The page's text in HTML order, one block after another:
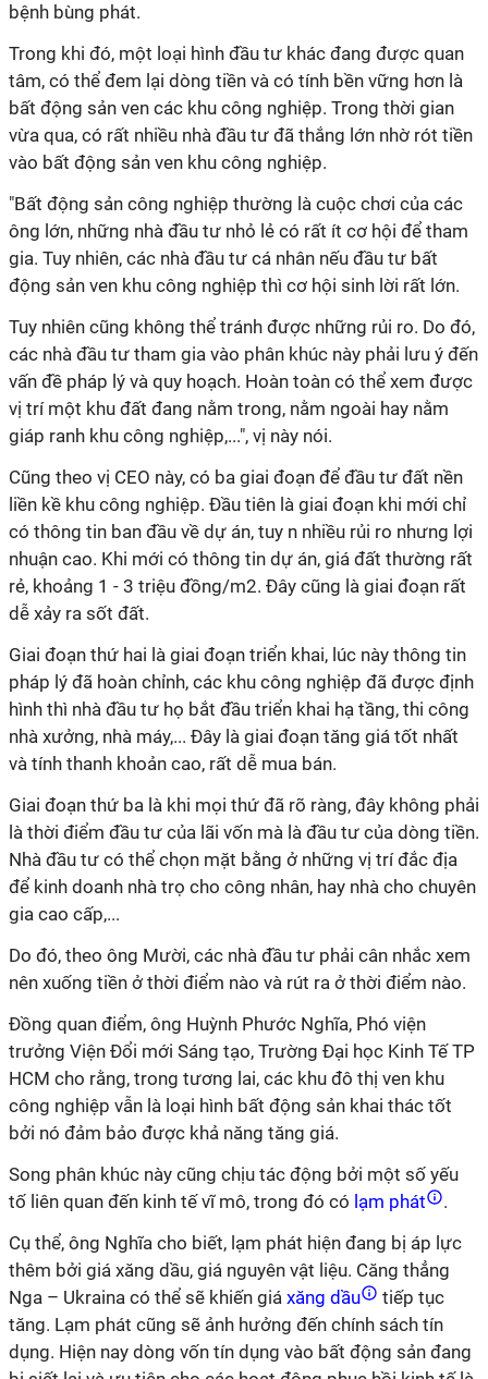
bệnh bùng phát.
Trong khi đó, một loại hình đầu tư khác đang được quan
tâm, có thể đem lại dòng tiền và có tính bền vững hơn là
bất động sản ven các khu công nghiệp. Trong thời gian
vừa qua, có rất nhiều nhà đầu tư đã thắng lớn nhờ rót tiền
vào bất động sản ven khu công nghiệp.
"Bất động sản công nghiệp thường là cuộc chơi của các
ông lớn, những nhà đầu tư nhỏ lẻ có rất ít cơ hội để tham
gia. Tuy nhiên, các nhà đầu tư cá nhân nếu đầu tư bất
động sản ven khu công nghiệp thì cơ hội sinh lời rất lớn.
Tuy nhiên cũng không thể tránh được những rủi ro. Do đó,
các nhà đầu tư tham gia vào phân khúc này phải lưu ý đến
vấn đề pháp lý và quy hoạch. Hoàn toàn có thể xem được
vị trí một khu đất đang nằm trong, nằm ngoài hay nằm
giáp ranh khu công nghiệp,...", vị này nói.
Cũng theo vị CEO này, có ba giai đoạn để đầu tư đất nền
liền kề khu công nghiệp. Đầu tiên là giai đoạn khi mới chỉ
có thông tin ban đầu về dự án, tuy n nhiều rủi ro nhưng lợi
nhuận cao. Khi mới có thông tin dự án, giá đất thường rất
rẻ, khoảng 1 - 3 triệu đồng/m2. Đây cũng là giai đoạn rất
dễ xảy ra sốt đất.
Giai đoạn thứ hai là giai đoạn triển khai, lúc này thông tin
pháp lý đã hoàn chỉnh, các khu công nghiệp đã được định
hình thì nhà đầu tư họ bắt đầu triển khai hạ tầng, thi công
nhà xưởng, nhà máy,... Đây là giai đoạn tăng giá tốt nhất
và tính thanh khoản cao, rất dễ mua bán.
Giai đoạn thứ ba là khi mọi thứ đã rõ ràng, đây không phải
là thời điểm đầu tư của lãi vốn mà là đầu tư của dòng tiền.
Nhà đầu tư có thể chọn mặt bằng ở những vị trí đắc địa
để kinh doanh nhà trọ cho công nhân, hay nhà cho chuyên
gia cao cấp,...
Do đó, theo ông Mười, các nhà đầu tư phải cân nhắc xem
nên xuống tiền ở thời điểm nào và rút ra ở thời điểm nào.
Đồng quan điểm, ông Huỳnh Phước Nghĩa, Phó viện
trưởng Viện Đổi mới Sáng tạo, Trường Đại học Kinh Tế TP
HCM cho rằng, trong tương lai, các khu đô thị ven khu
công nghiệp vẫn là loại hình bất động sản khai thác tốt
bởi nó đảm bảo được khả năng tăng giá.
Song phân khúc này cũng chịu tác động bởi một số yếu
tố liên quan đến kinh tế vĩ mô, trong đó có lạm phát
.
Cụ thể, ông Nghĩa cho biết, lạm phát hiện đang bị áp lực
thêm bởi giá xăng dầu, giá nguyên vật liệu. Căng thẳng
Nga – Ukraina có thể sẽ khiến giá xăng dầu
tiếp tục
tăng. Lạm phát cũng sẽ ảnh hưởng đến chính sách tín
dụng. Hiện nay dòng vốn tín dụng vào bất động sản đang